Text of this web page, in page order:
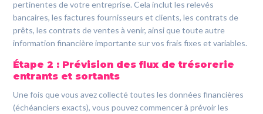
pertinentes de votre entreprise. Cela inclut les relevés
bancaires, les factures fournisseurs et clients, les contrats de
prêts, les contrats de ventes à venir, ainsi que toute autre
information financière importante sur vos frais fixes et variables.
Étape 2 : Prévision des flux de trésorerie
entrants et sortants
Une fois que vous avez collecté toutes les données financières
(échéanciers exacts), vous pouvez commencer à prévoir les